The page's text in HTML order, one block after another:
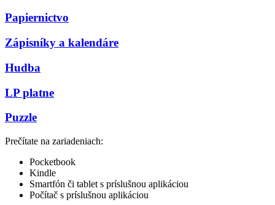
Papiernictvo
Zápisníky a kalendáre
Hudba
LP platne
Puzzle
Prečítate na zariadeniach:
Pocketbook
Kindle
Smartfón či tablet s príslušnou aplikáciou
Počítač s príslušnou aplikáciou